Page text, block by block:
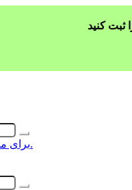
برای محصولات بیشتر کلیک کنید.